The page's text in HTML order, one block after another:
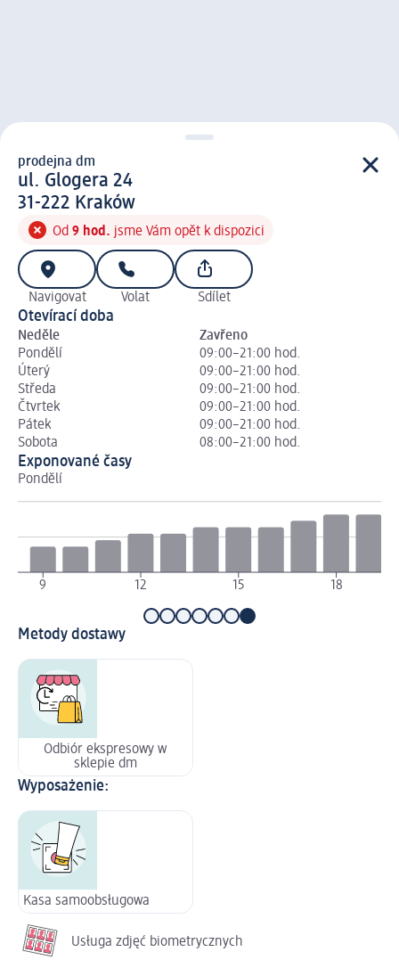
prodejna d m
prodejna dm
ul. Glogera 24
3 1 - 2 2 2
31-222 Kraków
Od 9 hod. jsme Vám opět k dispozici
Navigovat Volat Sdílet
Otevírací doba
Neděle
Zavřeno
Pondělí
09:00–21:00 hod.
Úterý
09:00–21:00 hod.
Středa
09:00–21:00 hod.
Čtvrtek
09:00–21:00 hod.
Pátek
09:00–21:00 hod.
Sobota
08:00–21:00 hod.
Exponované časy
Pondělí
9 12 15 18
Metody dostawy
Odbiór ekspresowy w
sklepie dm
Wyposażenie:
Kasa samoobsługowa
Usługa zdjęć biometrycznych